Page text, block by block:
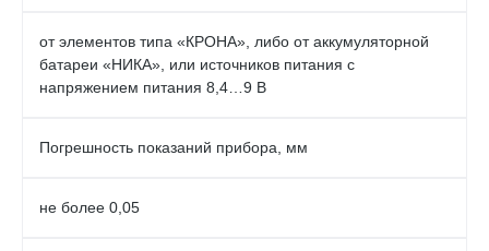
от элементов типа «КРОНА», либо от аккумуляторной
батареи «НИКА», или источников питания с
напряжением питания 8,4…9 В
Погрешность показаний прибора, мм
не более 0,05